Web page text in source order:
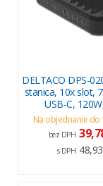
DELTACO DPS-
stanica, 10x slot,
USB-C,
Na objednanie do
bez DPH
s DPH